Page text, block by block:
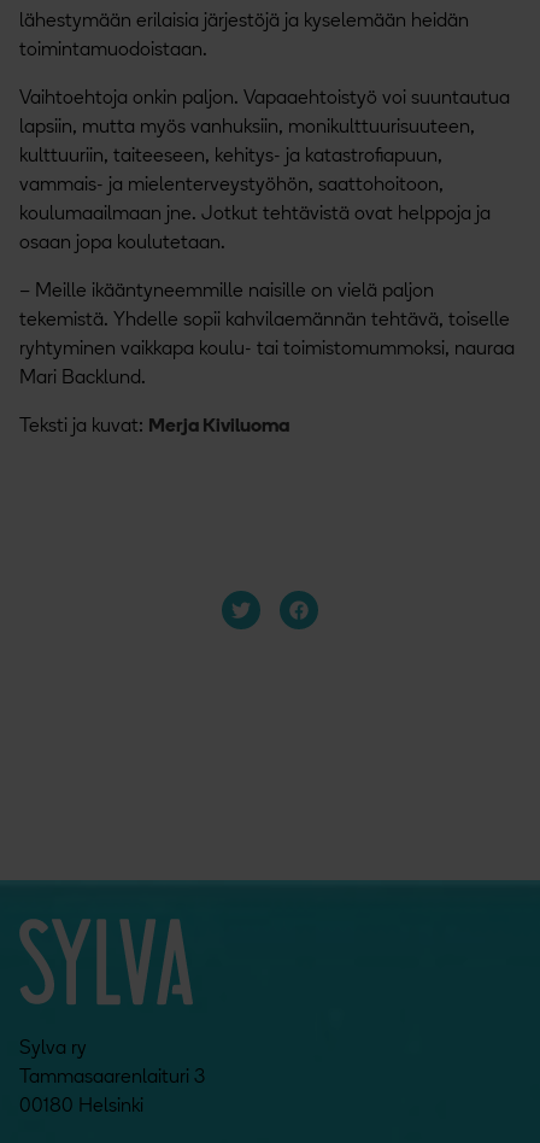
lähestymään erilaisia järjestöjä ja kyselemään heidän
toimintamuodoistaan.
Vaihtoehtoja onkin paljon. Vapaaehtoistyö voi suuntautua
lapsiin, mutta myös vanhuksiin, monikulttuurisuuteen,
kulttuuriin, taiteeseen, kehitys- ja katastrofiapuun,
vammais- ja mielenterveystyöhön, saattohoitoon,
koulumaailmaan jne. Jotkut tehtävistä ovat helppoja ja
osaan jopa koulutetaan.
– Meille ikääntyneemmille naisille on vielä paljon
tekemistä. Yhdelle sopii kahvilaemännän tehtävä, toiselle
ryhtyminen vaikkapa koulu- tai toimistomummoksi, nauraa
Mari Backlund.
Teksti ja kuvat: Merja Kiviluoma
Sylva ry
Tammasaarenlaituri 3
00180 Helsinki